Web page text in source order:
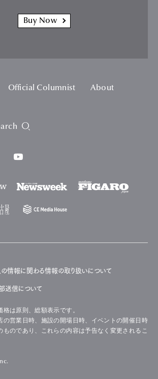
Buy Now
Official Columnist
About
情報に関わる情報の取り扱いについて
送信について
は原則、総額表示です。
営業日時、施設の開場日時、イベントの開催日時
ものであり、これらの内容は予告なく変更されるこ